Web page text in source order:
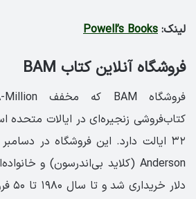
لینک: Powell’s Books
فروشگاه آنلاین کتاب BAM
دلار